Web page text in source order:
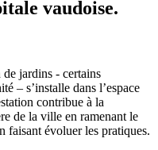
vaudoise.
jardins - certains
– s’installe dans l’espace
contribue à la
de la ville en ramenant le
faisant évoluer les pratiques.